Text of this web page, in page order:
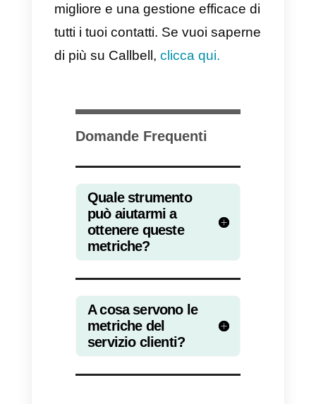
l’efficaciadel lavoro fornito agli
utenti di un determinato servizio.
miglioramento nei diversi aspetti
della nostra azienda.
Un buon servizio clienti è quello
che indaga su come si sentono i
clienti con il servizio fornito,
raccolgono informazioni accurate
sui gusti, le preferenze e la
soddisfazione dei clienti e in
aggiunta, identificano quei punti